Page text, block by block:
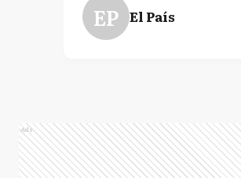
EP El País
Ads